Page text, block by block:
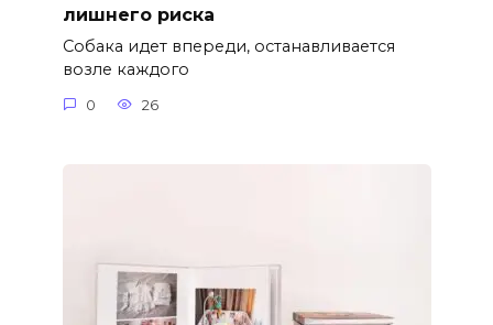
лишнего риска
Собака идет впереди, останавливается
возле каждого
0 26